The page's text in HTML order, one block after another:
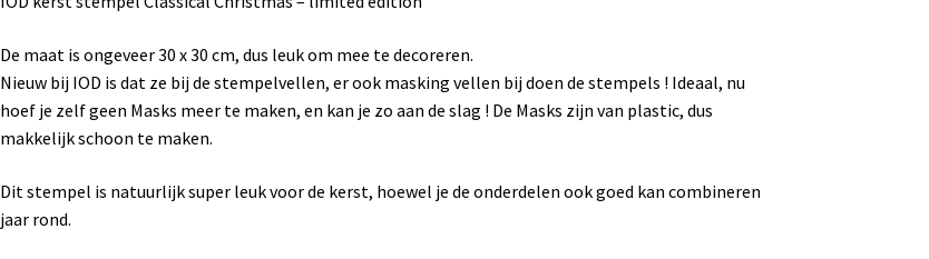
De maat is ongeveer 30 x 30 cm, dus leuk om mee te decoreren.
Nieuw bij IOD is dat ze bij de stempelvellen, er ook masking vellen bij doen de stempels ! Ideaal, nu
hoef je zelf geen Masks meer te maken, en kan je zo aan de slag ! De Masks zijn van plastic, dus
makkelijk schoon te maken.
Dit stempel is natuurlijk super leuk voor de kerst, hoewel je de onderdelen ook goed kan combineren
jaar rond.